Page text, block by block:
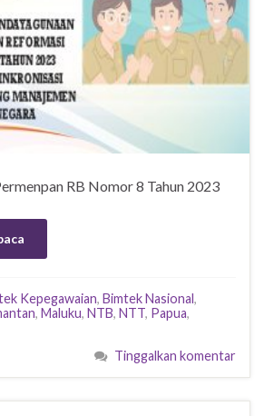
RB Nomor 8 Tahun 2023
Kepegawaian, Bimtek Nasional,
, Maluku, NTB, NTT, Papua,
Tinggalkan komentar